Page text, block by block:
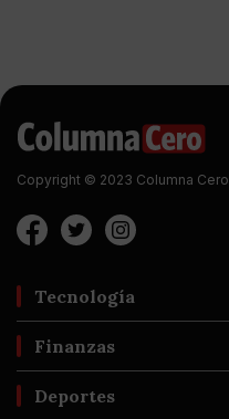
Copyright © 2023 Columna Cero
Tecnología
Finanzas
Deportes